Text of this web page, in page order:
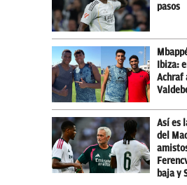
pasos
Ibiza:
Achraf
Así es
del
baja y